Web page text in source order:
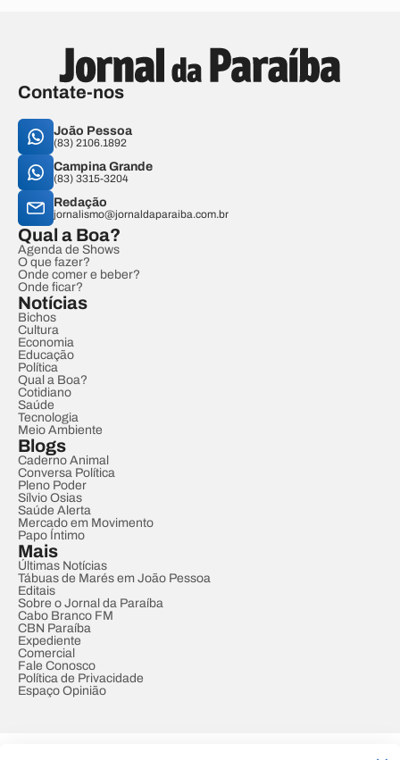
Contate-nos
João Pessoa
(83) 2106.1892
Campina Grande
(83) 3315-3204
Redação
jornalismo@jornaldaparaiba.com.br
Qual a Boa?
Agenda de Shows
O que fazer?
Onde comer e beber?
Onde ficar?
Notícias
Bichos
Cultura
Economia
Educação
Política
Qual a Boa?
Cotidiano
Saúde
Tecnologia
Meio Ambiente
Blogs
Caderno Animal
Conversa Política
Pleno Poder
Sílvio Osias
Saúde Alerta
Mercado em Movimento
Papo Íntimo
Mais
Últimas Notícias
Tábuas de Marés em João Pessoa
Editais
Sobre o Jornal da Paraíba
Cabo Branco FM
CBN Paraíba
Expediente
Comercial
Fale Conosco
Política de Privacidade
Espaço Opinião